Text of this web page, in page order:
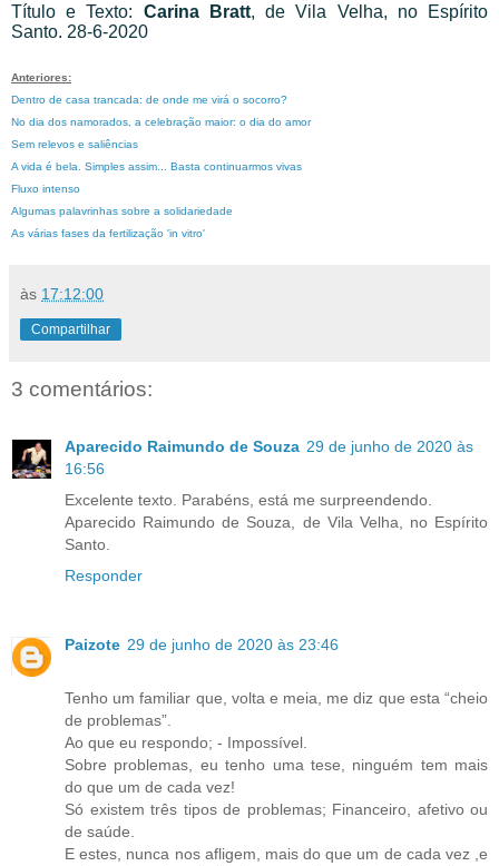
Título e Texto: Carina Bratt, de Vila Velha, no Espírito
Santo. 28-6-2020
Anteriores:
Dentro de casa trancada: de onde me virá o socorro?
No dia dos namorados, a celebração maior: o dia do amor
Sem relevos e saliências
A vida é bela. Simples assim... Basta continuarmos vivas
Fluxo intenso
Algumas palavrinhas sobre a solidariedade
As várias fases da fertilização 'in vitro'
às 17:12:00
Compartilhar
3 comentários:
Aparecido Raimundo de Souza 29 de junho de 2020 às
16:56
Excelente texto. Parabéns, está me surpreendendo.
Aparecido Raimundo de Souza, de Vila Velha, no Espírito
Santo.
Responder
Paizote 29 de junho de 2020 às 23:46
Tenho um familiar que, volta e meia, me diz que esta “cheio
de problemas”.
Ao que eu respondo; - Impossível.
Sobre problemas, eu tenho uma tese, ninguém tem mais
do que um de cada vez!
Só existem três tipos de problemas; Financeiro, afetivo ou
de saúde.
E estes, nunca nos afligem, mais do que um de cada vez ,e